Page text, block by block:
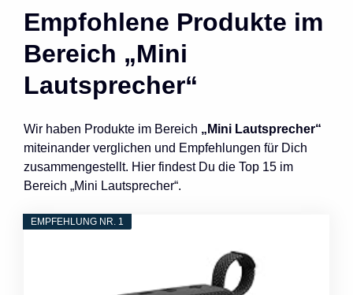
Empfohlene Produkte im
Bereich „Mini
Lautsprecher“
Wir haben Produkte im Bereich „Mini Lautsprecher“
miteinander verglichen und Empfehlungen für Dich
zusammengestellt. Hier findest Du die Top 15 im
Bereich „Mini Lautsprecher“.
EMPFEHLUNG NR. 1